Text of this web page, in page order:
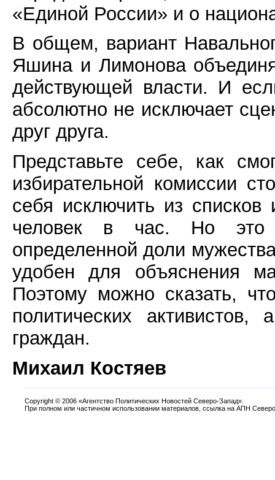
«Единой России» и о
В общем, вариант
Яшина и Лимонова
действующей власти. И
абсолютно не исключает
друг друга.
Представьте себе, как
избирательной комиссии
себя исключить из
человек в час. Но это
определенной доли
удобен для объяснения
Поэтому можно сказать,
политических
граждан.
Михаил Костяев
Copyright © 2006 «Агентство Политических Новостей Северо-Запад».
При полном или частичном использовании материалов, ссылка на АПН